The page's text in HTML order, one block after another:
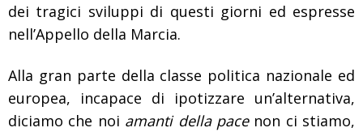
dei tragici sviluppi di questi giorni ed espresse
nell’Appello della Marcia.
Alla gran parte della classe politica nazionale ed
europea, incapace di ipotizzare un’alternativa,
diciamo che noi amanti della pace non ci stiamo,